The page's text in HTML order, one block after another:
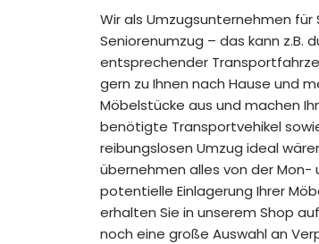
Wir als Umzugsunternehmen
Seniorenumzug – das kann z.B.
entsprechender
gern zu Ihnen nach Hause und
Möbelstücke aus und machen
benötigte Transportvehikel
reibungslosen Umzug ideal
übernehmen alles von der
potentielle Einlagerung Ihrer
erhalten Sie in unserem Shop
noch eine große Auswahl an